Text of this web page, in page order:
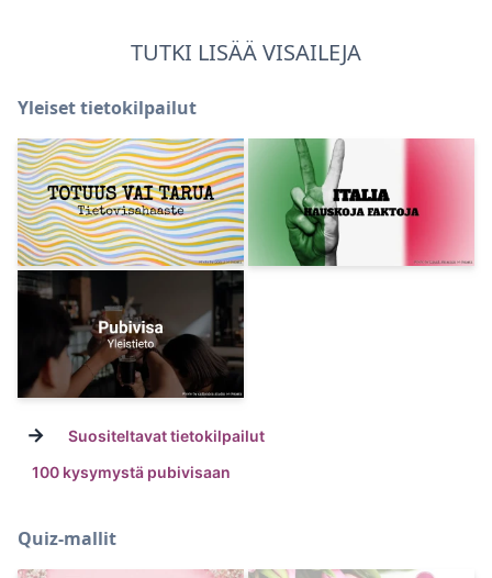
TUTKI LISÄÄ VISAILEJA
Yleiset tietokilpailut
→
Suositeltavat tietokilpailut
100 kysymystä pubivisaan
Quiz-mallit